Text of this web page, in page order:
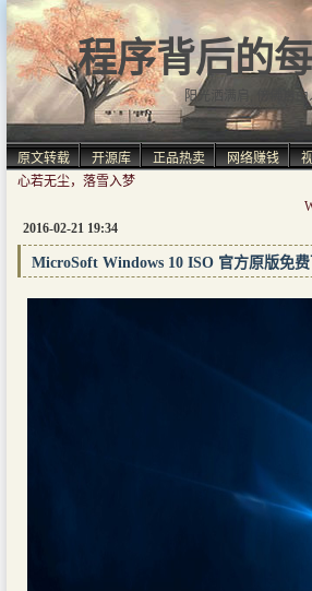
程序背后的
阳光洒满肩, 仿佛自由
原文转载 开源库 正品热卖 网络赚钱
心若无尘，落雪入梦
2016-02-21 19:34
MicroSoft Windows 10 ISO 官方原版免